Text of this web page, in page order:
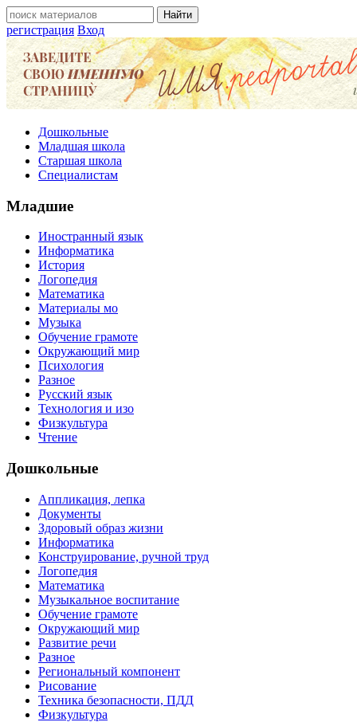
регистрация Вход
Дошкольные
Младшая школа
Старшая школа
Специалистам
Младшие
Иностранный язык
Информатика
История
Логопедия
Математика
Материалы мо
Музыка
Обучение грамоте
Окружающий мир
Психология
Разное
Русский язык
Технология и изо
Физкультура
Чтение
Дошкольные
Аппликация, лепка
Документы
Здоровый образ жизни
Информатика
Конструирование, ручной труд
Логопедия
Математика
Музыкальное воспитание
Обучение грамоте
Окружающий мир
Развитие речи
Разное
Региональный компонент
Рисование
Техника безопасности, ПДД
Физкультура